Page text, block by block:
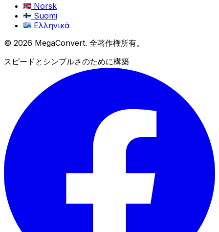
Norsk
Suomi
Ελληνικά
© 2026 MegaConvert. 全著作権所有。
スピードとシンプルさのために構築